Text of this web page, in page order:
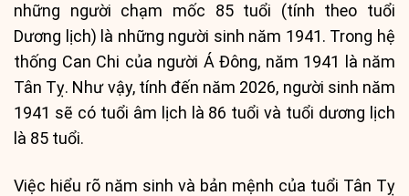
những người chạm mốc 85 tuổi (tính theo tuổi
Dương lịch) là những người sinh năm 1941. Trong hệ
thống Can Chi của người Á Đông, năm 1941 là năm
Tân Tỵ. Như vậy, tính đến năm 2026, người sinh năm
1941 sẽ có tuổi âm lịch là 86 tuổi và tuổi dương lịch
là 85 tuổi.
Việc hiểu rõ năm sinh và bản mệnh của tuổi Tân Tỵ